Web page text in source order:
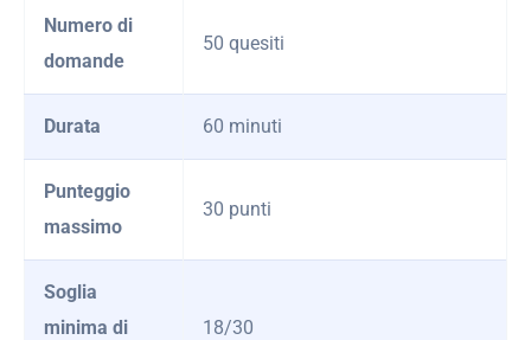
Numero di
domande
50 quesiti
Durata 60 minuti
Punteggio
massimo
30 punti
Soglia
minima di
18/30